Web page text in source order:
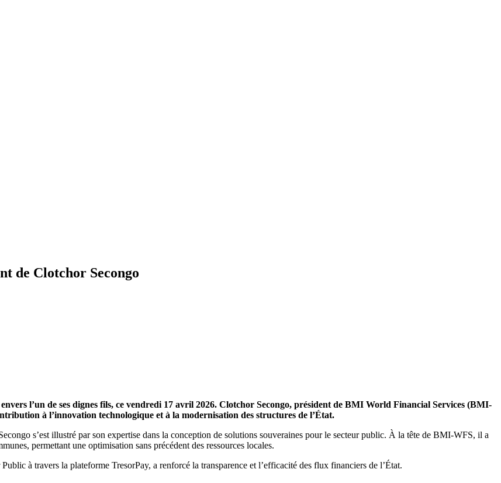
de Clotchor Secongo
l’un de ses dignes fils, ce vendredi 17 avril 2026. Clotchor Secongo, président de BMI World Financial Services (BMI-
à l’innovation technologique et à la modernisation des structures de l’État.
s’est illustré par son expertise dans la conception de solutions souveraines pour le secteur public. À la tête de BMI-WFS, il a
permettant une optimisation sans précédent des ressources locales.
à travers la plateforme TresorPay, a renforcé la transparence et l’efficacité des flux financiers de l’État.